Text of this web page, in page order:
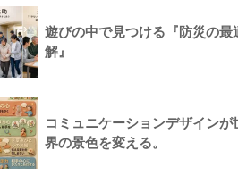
遊びの中で見つける『防災の最
解』
コミュニケーションデザインが
界の景色を変える。